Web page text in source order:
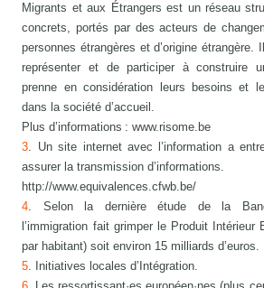
Migrants et aux Étrangers est un réseau
concrets, portés par des acteurs de
personnes étrangères et d’origine étrangère.
représenter et de participer à construire
prenne en considération leurs besoins et
dans la société d’accueil.
Plus d’informations : www.risome.be
3. Un site internet avec l’information a
assurer la transmission d’informations.
http://www.equivalences.cfwb.be/
4. Selon la dernière étude de la
l’immigration fait grimper le Produit Intérieur
par habitant) soit environ 15 milliards d’euros.
5. Initiatives locales d’Intégration.